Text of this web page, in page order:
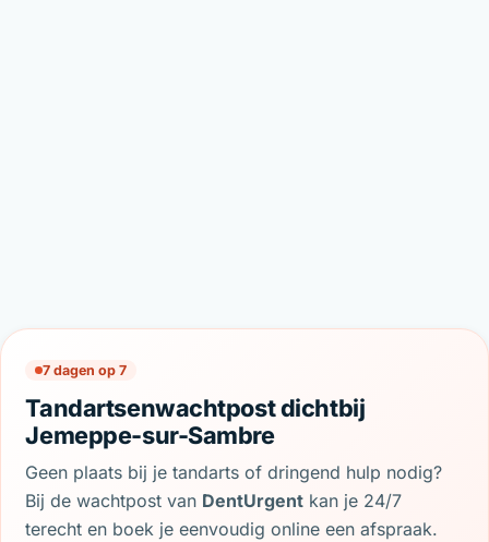
7 dagen op 7
Tandartsenwachtpost dichtbij
Jemeppe-sur-Sambre
Geen plaats bij je tandarts of dringend hulp nodig?
Bij de wachtpost van DentUrgent kan je 24/7
terecht en boek je eenvoudig online een afspraak.